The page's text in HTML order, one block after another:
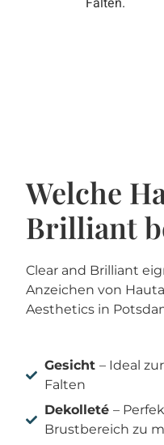
Welche
Brilliant
Clear and Brilliant
Anzeichen von
Aesthetics in
Gesicht – Ideal
Falten
Dekolleté –
Brustbereich zu